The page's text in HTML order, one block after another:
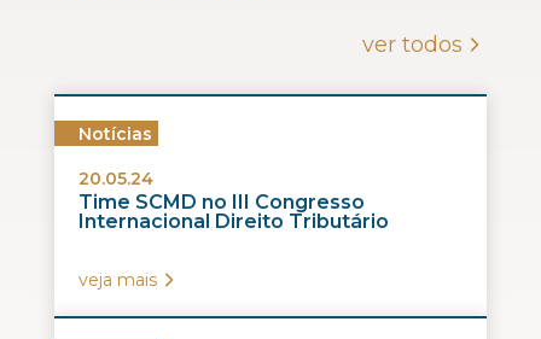
ver todos
Notícias
20.05.24
Time SCMD no III Congresso
Internacional Direito Tributário
veja mais